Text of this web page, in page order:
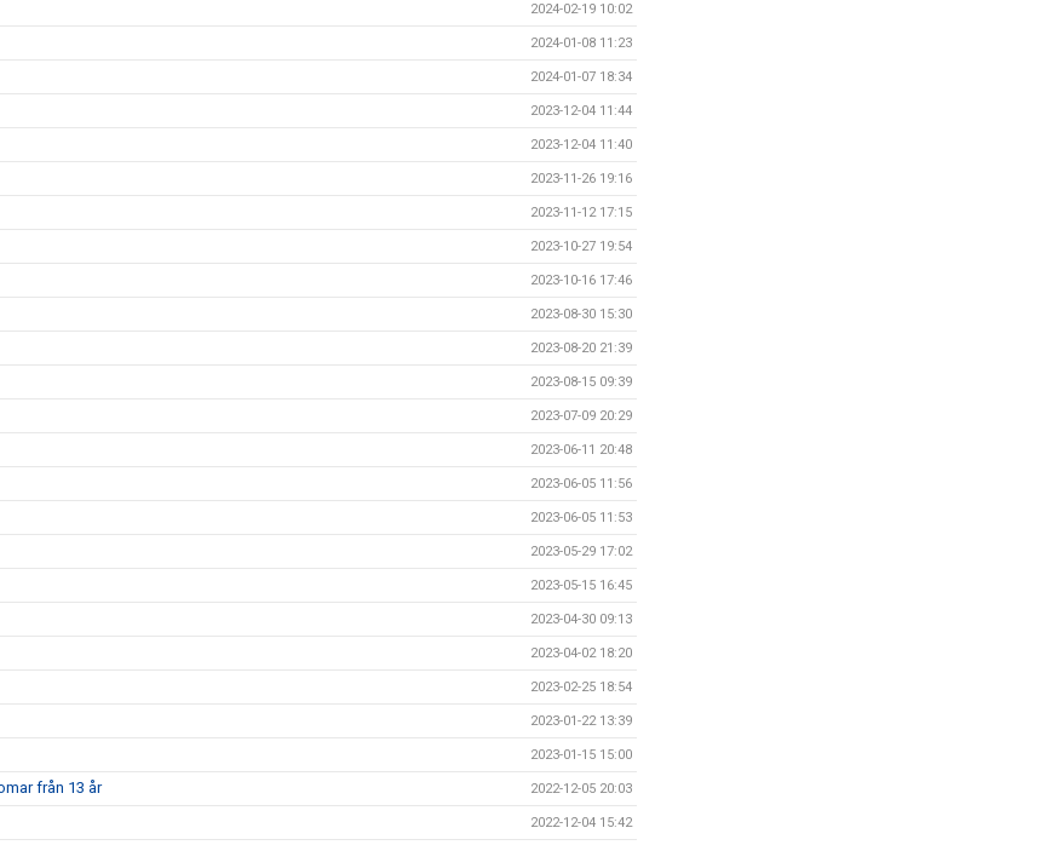
2024-02-19 10:02
2024-01-08 11:23
2024-01-07 18:34
2023-12-04 11:44
2023-12-04 11:40
2023-11-26 19:16
2023-11-12 17:15
2023-10-27 19:54
2023-10-16 17:46
2023-08-30 15:30
2023-08-20 21:39
2023-08-15 09:39
2023-07-09 20:29
2023-06-11 20:48
2023-06-05 11:56
2023-06-05 11:53
2023-05-29 17:02
2023-05-15 16:45
2023-04-30 09:13
2023-04-02 18:20
2023-02-25 18:54
2023-01-22 13:39
2023-01-15 15:00
från 13 år 2022-12-05 20:03
2022-12-04 15:42